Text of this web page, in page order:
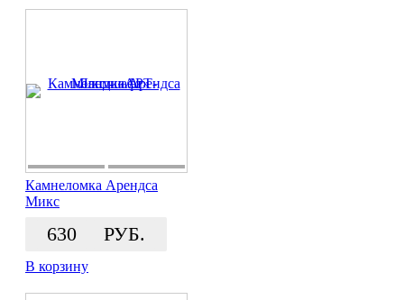
Камнеломка Арендса
Микс
630 РУБ.
В корзину